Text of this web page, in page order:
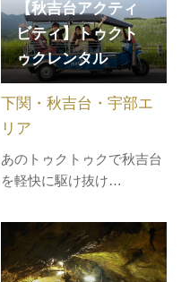
す!!2026年8月13日（木）秋
吉台で極大ペルセウス座流
星群を観察しよう！！
【秋吉台アクティ
ビティ】トゥクト
ゥクレンタル
あのトゥクトゥクで秋吉台
を軽快に駆け抜け
りトゥクトゥクレンタルと
3人乗りEVトゥクトゥクレ
ンタル の営業を 秋吉台観
下関・秋吉台・宇部エ
リア